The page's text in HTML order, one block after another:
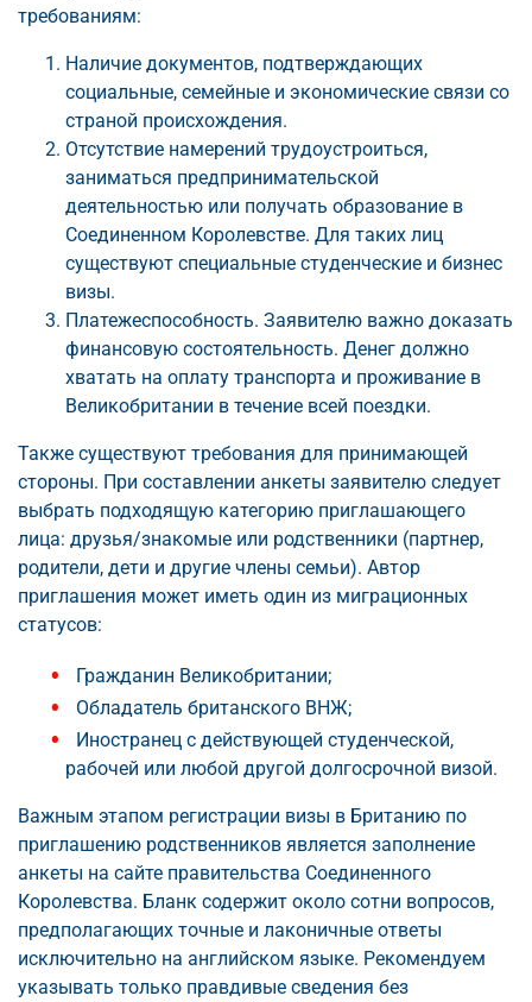
требованиям:
Наличие документов, подтверждающих
социальные, семейные и экономические связи со
страной происхождения.
Отсутствие намерений трудоустроиться,
заниматься предпринимательской
деятельностью или получать образование в
Соединенном Королевстве. Для таких лиц
существуют специальные студенческие и бизнес
визы.
Платежеспособность. Заявителю важно доказать
финансовую состоятельность. Денег должно
хватать на оплату транспорта и проживание в
Великобритании в течение всей поездки.
Также существуют требования для принимающей
стороны. При составлении анкеты заявителю следует
выбрать подходящую категорию приглашающего
лица: друзья/знакомые или родственники (партнер,
родители, дети и другие члены семьи). Автор
приглашения может иметь один из миграционных
статусов:
Гражданин Великобритании;
Обладатель британского ВНЖ;
Иностранец с действующей студенческой,
рабочей или любой другой долгосрочной визой.
Важным этапом регистрации визы в Британию по
приглашению родственников является заполнение
анкеты на сайте правительства Соединенного
Королевства. Бланк содержит около сотни вопросов,
предполагающих точные и лаконичные ответы
исключительно на английском языке. Рекомендуем
указывать только правдивые сведения без